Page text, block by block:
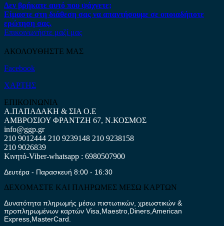
Δεν βρήκατε αυτό που ψάχνετε;
Είμαστε στη διάθεση σας να απαντήσουμε σε οποιαδήποτε
ερώτηση σας.
Επικοινωνήστε μαζί μας
ΑΚΟΛΟΥΘΗΣΤΕ ΜΑΣ
Facebook
ΧΑΡΤΗΣ
ΕΠΙΚΟΙΝΩΝΙΑ
Α.ΠΑΠΑΔΑΚΗ & ΣΙΑ Ο.Ε
ΑΜΒΡΟΣΙΟΥ ΦΡΑΝΤΖΗ 67, Ν.ΚΟΣΜΟΣ
info@ggp.gr
210 9012444 210 9239148 210 9238158
210 9026839
Κινητό-Viber-whatsapp : 6980507900
Δευτέρα - Παρασκευή 8:00 - 16:30
ΔΕΧΟΜΑΣΤΕ ΚΑΙ ΠΛΗΡΩΜΕΣ ΜΕΣΩ ΚΑΡΤΩΝ
Δυνατότητα πληρωμής μέσω πιστωτικών, χρεωστικών &
προπληρωμένων καρτών Visa,Maestro,Diners,American
Express,MasterCard.